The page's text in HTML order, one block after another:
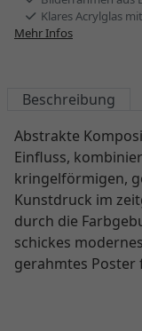
Klares Acrylglas
Mehr Infos
Beschreibung
Abstrakte
Einfluss,
kringelförmigen,
Kunstdruck im
durch die
schickes
gerahmtes Poster